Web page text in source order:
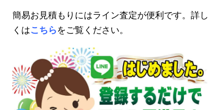
簡易お見積もりにはライン査定が便利です。詳し
くはこちらをご覧ください。